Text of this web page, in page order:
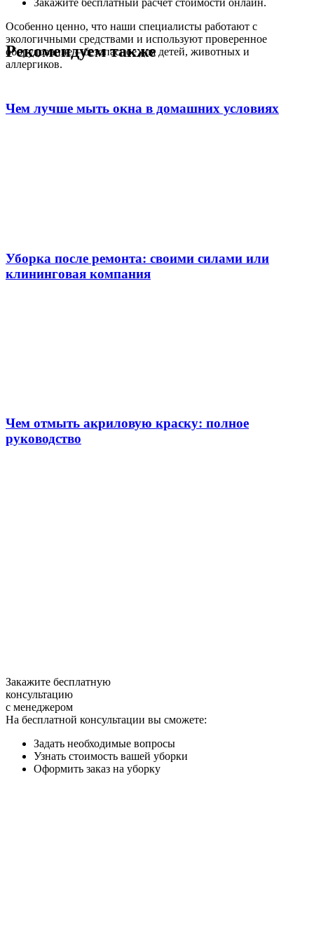
Особенно ценно, что наши специалисты работают с
экологичными средствами и используют проверенное
оборудование – безопасное для детей, животных и
аллергиков.
Рекомендуем также
Чем лучше мыть окна в домашних условиях
Уборка после ремонта: своими силами или
клининговая компания
Чем отмыть акриловую краску: полное
руководство
Закажите бесплатную
консультацию
с менеджером
На бесплатной консультации вы сможете:
Задать необходимые вопросы
Узнать стоимость вашей уборки
Оформить заказ на уборку